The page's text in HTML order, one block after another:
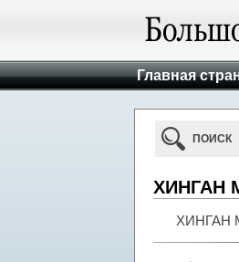
Главная
ПОИСК
ХИНГАН
ХИНГАН